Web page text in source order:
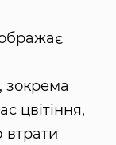
зокрема
цвітіння,